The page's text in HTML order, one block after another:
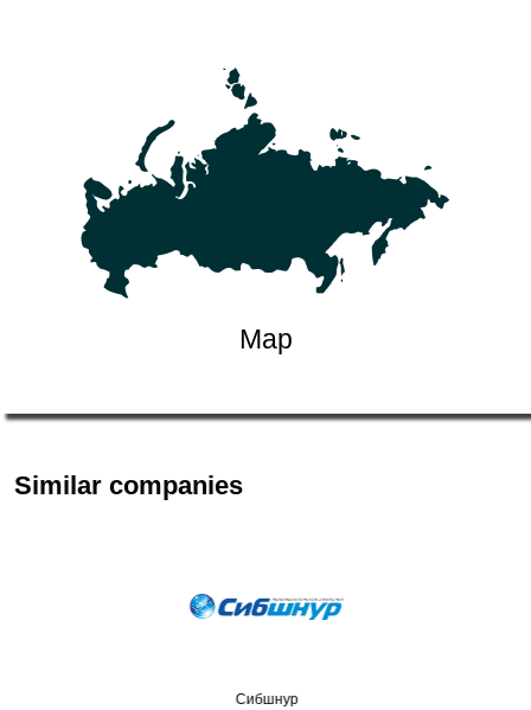
Map
Similar companies
Сибшнур